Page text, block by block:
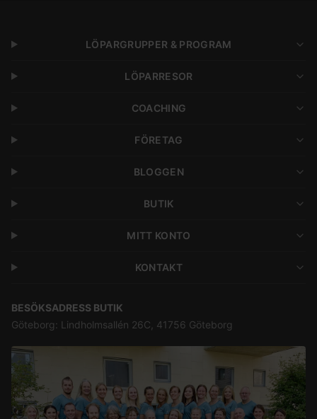
LÖPARGRUPPER & PROGRAM
LÖPARRESOR
COACHING
FÖRETAG
BLOGGEN
BUTIK
MITT KONTO
KONTAKT
BESÖKSADRESS BUTIK
Göteborg: Lindholmsallén 26C, 41756 Göteborg